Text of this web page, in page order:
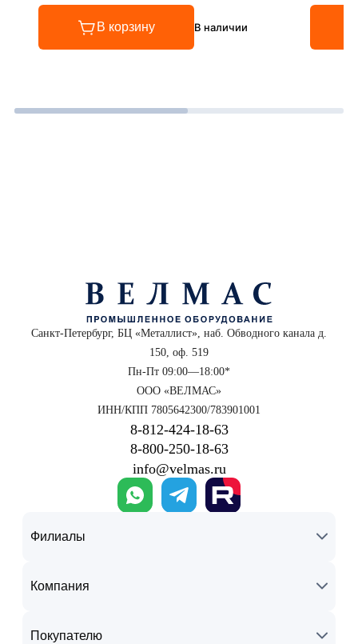
В корзину В наличии
Санкт-Петербург, БЦ «Металлист», наб. Обводного канала д.
150, оф. 519
Пн-Пт 09:00—18:00*
ООО «ВЕЛМАС»
ИНН/КПП 7805642300/783901001
8‑812‑424‑18‑63
8‑800‑250‑18‑63
info@velmas.ru
Филиалы
Компания
Покупателю